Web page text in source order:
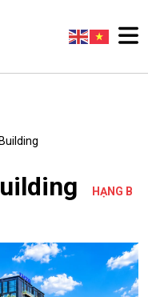
HẠNG B